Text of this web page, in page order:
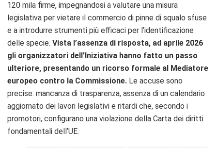
120 mila firme, impegnandosi a valutare una misura
legislativa per vietare il commercio di pinne di squalo sfuse
e a introdurre strumenti più efficaci per l’identificazione
delle specie. Vista l’assenza di risposta, ad aprile 2026
gli organizzatori dell’Iniziativa hanno fatto un passo
ulteriore, presentando un ricorso formale al Mediatore
europeo contro la Commissione. Le accuse sono
precise: mancanza di trasparenza, assenza di un calendario
aggiornato dei lavori legislativi e ritardi che, secondo i
promotori, configurano una violazione della Carta dei diritti
fondamentali dell’UE.